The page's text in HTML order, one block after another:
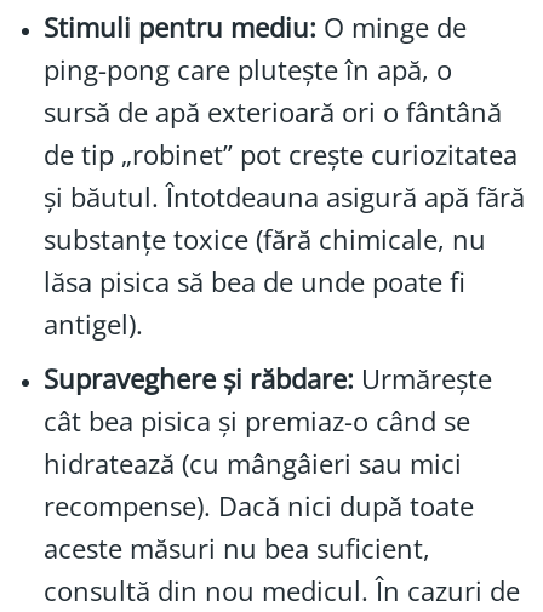
Stimuli pentru mediu: O minge de
ping-pong care plutește în apă, o
sursă de apă exterioară ori o fântână
de tip „robinet” pot crește curiozitatea
şi băutul. Întotdeauna asigură apă fără
substanțe toxice (fără chimicale, nu
lăsa pisica să bea de unde poate fi
antigel).
Supraveghere şi răbdare: Urmărește
cât bea pisica şi premiaz-o când se
hidratează (cu mângâieri sau mici
recompense). Dacă nici după toate
aceste măsuri nu bea suficient,
consultă din nou medicul. În cazuri de